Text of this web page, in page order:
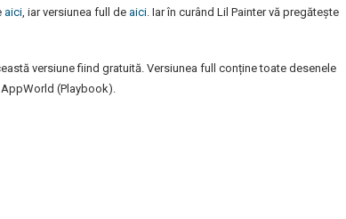
aici, iar versiunea full de aici. Iar în curând Lil Painter vă pregătește
versiune fiind gratuită. Versiunea full conține toate desenele
(Playbook).
Lil Painter